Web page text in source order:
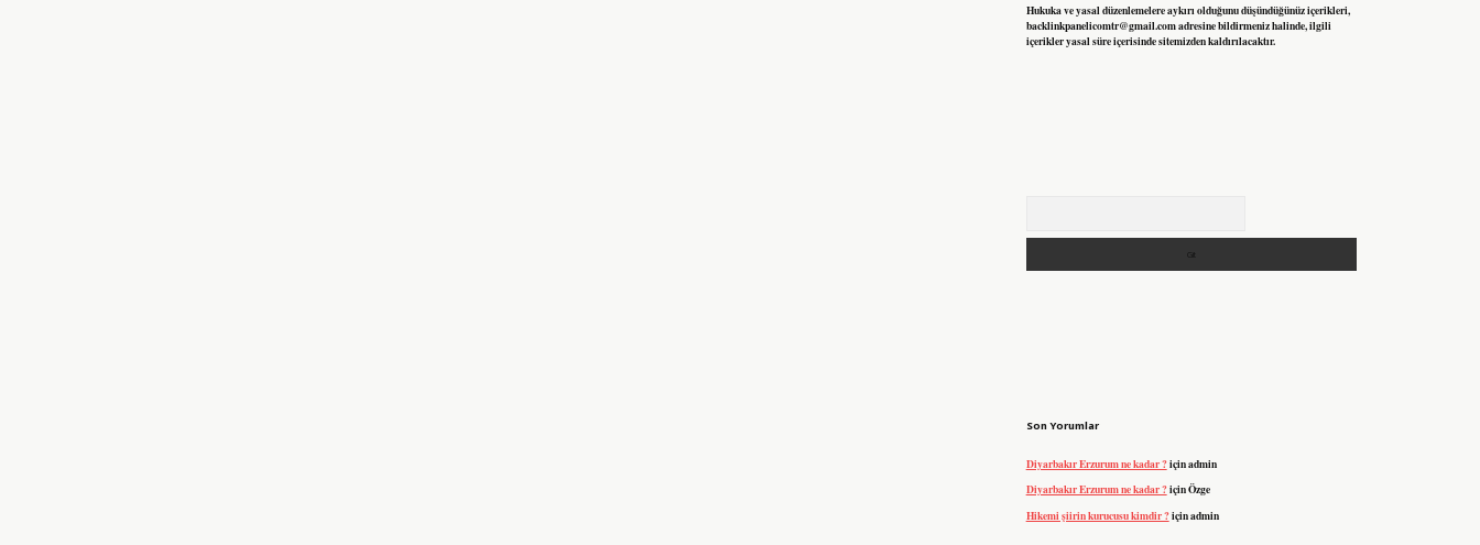
Hukuka ve yasal düzenlemelere aykırı olduğunu düşündüğünüz içerikleri,
backlinkpanelicomtr@gmail.comadresine bildirmeniz halinde, ilgili
içerikler yasal süre içerisinde sitemizden kaldırılacaktır.
Son Yorumlar
Diyarbakır Erzurum ne kadar ?içinadmin
Diyarbakır Erzurum ne kadar ?içinÖzge
Hikemi şiirin kurucusu kimdir ?içinadmin